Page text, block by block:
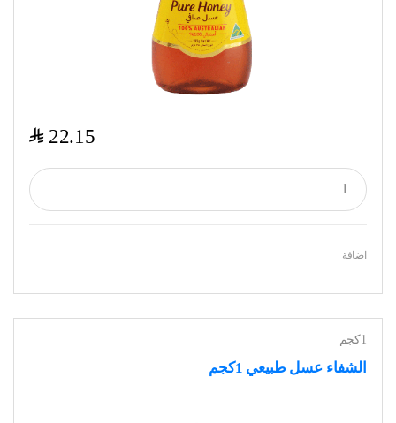
22.15
$
اضافة
1كجم
الشفاء عسل طبيعي 1كجم